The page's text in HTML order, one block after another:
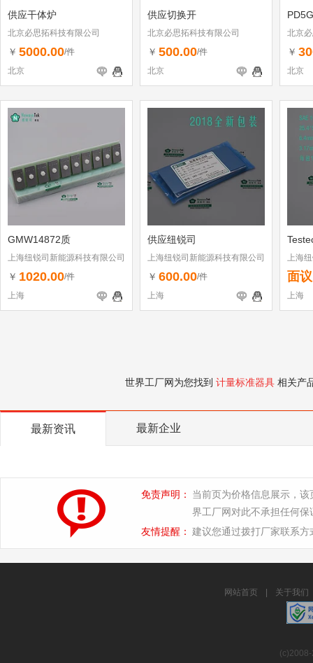
供应干体炉
北京必思拓科技有限公司
￥ 5000.00/件
北京
供应切换开
北京必思拓科技有限公司
￥ 500.00/件
北京
北京
￥
北京
GMW14872质
上海纽锐司新能源科技有限公司
￥ 1020.00/件
上海
供应纽锐司
上海纽锐司新能源科技有限公司
￥ 600.00/件
上海
上海
面议
上海
世界工厂网为您找到 计量标准器具 相关产
最新资讯 最新企业
免责声明：
当前页为价格信息展示，
界工厂网对此不承担任何保
友情提醒： 建议您通过拨打厂家联系
网站首页 关于我们